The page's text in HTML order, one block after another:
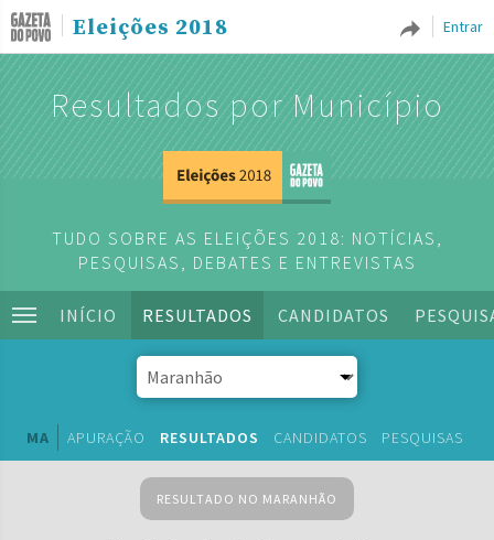
Entrar
Eleições 2018
Resultados por Município
TUDO SOBRE AS ELEIÇÕES 2018: NOTÍCIAS,
PESQUISAS, DEBATES E ENTREVISTAS
INÍCIO RESULTADOS CANDIDATOS
MA APURAÇÃO RESULTADOS CANDIDATOS PESQUISAS
RESULTADO NO MARANHÃO